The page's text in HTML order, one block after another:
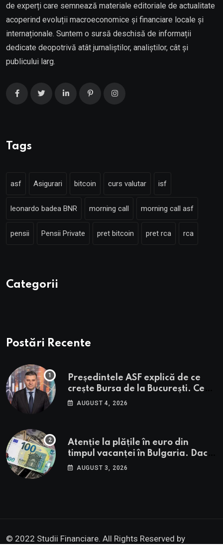
de experți care semnează materiale editoriale de actualitate
acoperind evoluții macroeconomice și financiare locale și
internaționale. Suntem o sursă deschisă de informații
dedicate deopotrivă atât jurnaliștilor, analiștilor, cât și
publicului larg.
Tags
asf Asigurari bitcoin curs valutar isf
leonardo badea BNR morning call morning call asf
pensii Pensii Private pret bitcoin pret rca rca
Categorii
Postări Recente
Președintele ASF explică de ce
crește Bursa de la București. Ce
urmează pentru BVB potrivit lui
AUGUST 4, 2026
Atenție la plățile în euro din
timpul vacanței în Bulgaria. Dacă
în România cele mai falsificate
AUGUST 3, 2026
© 2022 Studii Financiare. All Rights Reserved by